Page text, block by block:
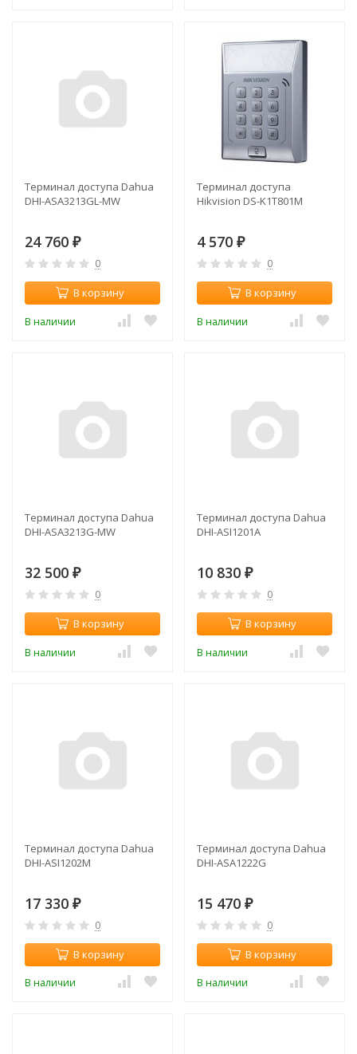
Терминал доступа Dahua
DHI-ASA3213GL-MW
24 760 ₽
0
В корзину
В наличии
Терминал доступа
Hikvision DS-K1T801M
4 570 ₽
0
В корзину
В наличии
Терминал доступа Dahua
DHI-ASA3213G-MW
32 500 ₽
0
В корзину
В наличии
Терминал доступа Dahua
DHI-ASI1201A
10 830 ₽
0
В корзину
В наличии
Терминал доступа Dahua
DHI-ASI1202M
17 330 ₽
0
В корзину
В наличии
Терминал доступа Dahua
DHI-ASA1222G
15 470 ₽
0
В корзину
В наличии